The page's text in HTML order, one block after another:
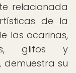
relacionada
de la
las ocarinas,
glifos y
demuestra su